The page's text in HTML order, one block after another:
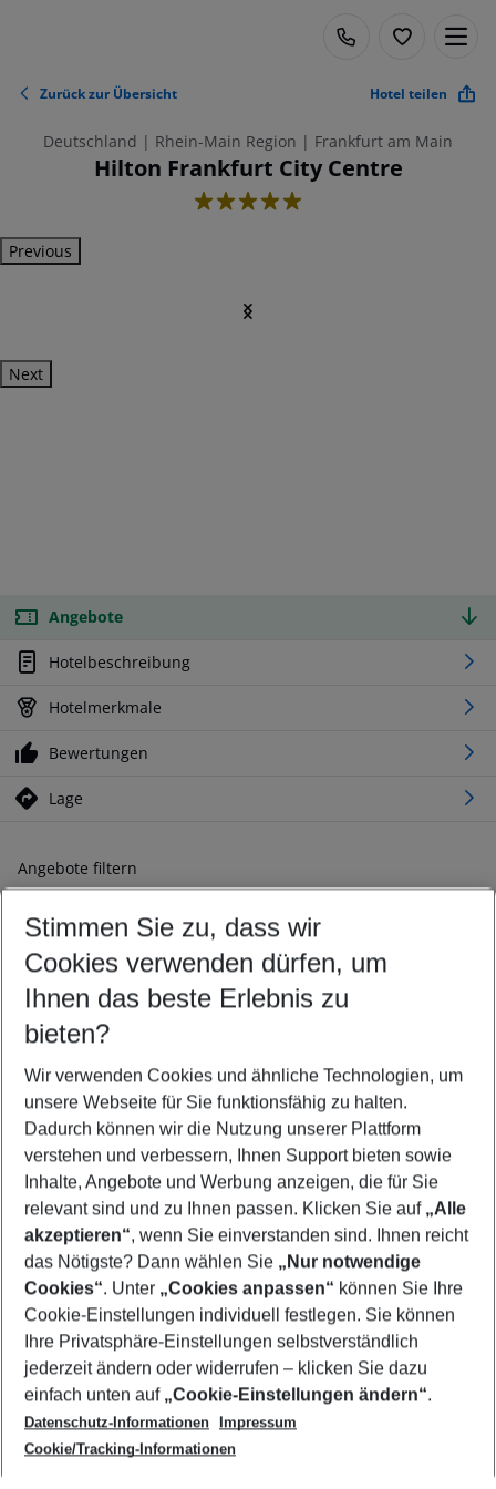
Zurück zur Übersicht Hotel teilen
Deutschland | Rhein-Main Region | Frankfurt am Main
Hilton Frankfurt City Centre
5
Previous
Next
Angebote
Hotelbeschreibung
Hotelmerkmale
Bewertungen
Lage
Angebote filtern
Ändern Sie Ihre Kriterien nach Ihren Wünschen
Abflughafen wählen
Beliebiger Abflughafen
Reisezeitraum wählen
09.08.26– 07.08.27 5-8 Nächte
2 Erwachsene Keine Kinder
Mehr Filter anzeigen
Footer
Footer navigation
Über uns
AGB
Cookie-Einstellungen ändern
Cookie-Richtlinie
Datenschutz
Service & Hilfe
Barrierefreies Reisen
Check-in
Folgen Sie uns
Stimmen Sie zu, dass wir
Cookies verwenden dürfen, um
Ihnen das beste Erlebnis zu
bieten?
Wir verwenden Cookies und ähnliche Technologien, um
unsere Webseite für Sie funktionsfähig zu halten.
Dadurch können wir die Nutzung unserer Plattform
verstehen und verbessern, Ihnen Support bieten sowie
Inhalte, Angebote und Werbung anzeigen, die für Sie
relevant sind und zu Ihnen passen. Klicken Sie auf „Alle
akzeptieren“, wenn Sie einverstanden sind. Ihnen reicht
das Nötigste? Dann wählen Sie „Nur notwendige
Cookies“. Unter „Cookies anpassen“ können Sie Ihre
Cookie-Einstellungen individuell festlegen. Sie können
Ihre Privatsphäre-Einstellungen selbstverständlich
jederzeit ändern oder widerrufen – klicken Sie dazu
einfach unten auf „Cookie-Einstellungen ändern“.
Datenschutz-Informationen
Impressum
Cookie/Tracking-Informationen